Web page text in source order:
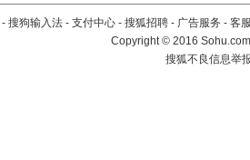
- 搜狗输入法 - 支付中心 - 搜狐招聘 - 广告服务 - 客
Copyright©2016
搜狐不良信息举